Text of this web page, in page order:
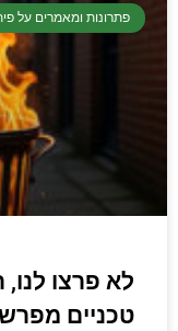
פתרונות ומאמרים על
לא פרצו
טכניים